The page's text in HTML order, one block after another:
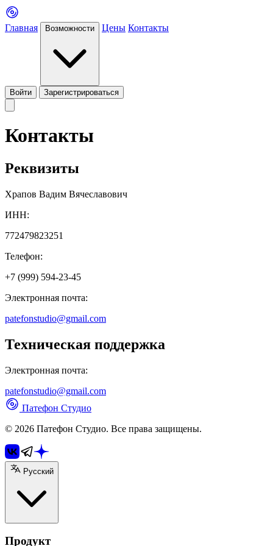
Главная Возможности Цены Контакты
Войти Зарегистрироваться
Контакты
Реквизиты
Храпов Вадим Вячеславович
ИНН:
772479823251
Телефон:
+7 (999) 594-23-45
Электронная почта:
patefonstudio@gmail.com
Техническая поддержка
Электронная почта:
patefonstudio@gmail.com
Патефон Студио
© 2026 Патефон Студио. Все права защищены.
Русский
Продукт